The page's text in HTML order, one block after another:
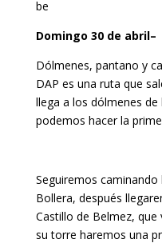
be
Domingo 30 de abril–
Dólmenes, pantano y
DAP es una ruta que
llega a los dólmenes
podemos hacer la
Seguiremos
Bollera, después
Castillo de Belmez,
su torre haremos una